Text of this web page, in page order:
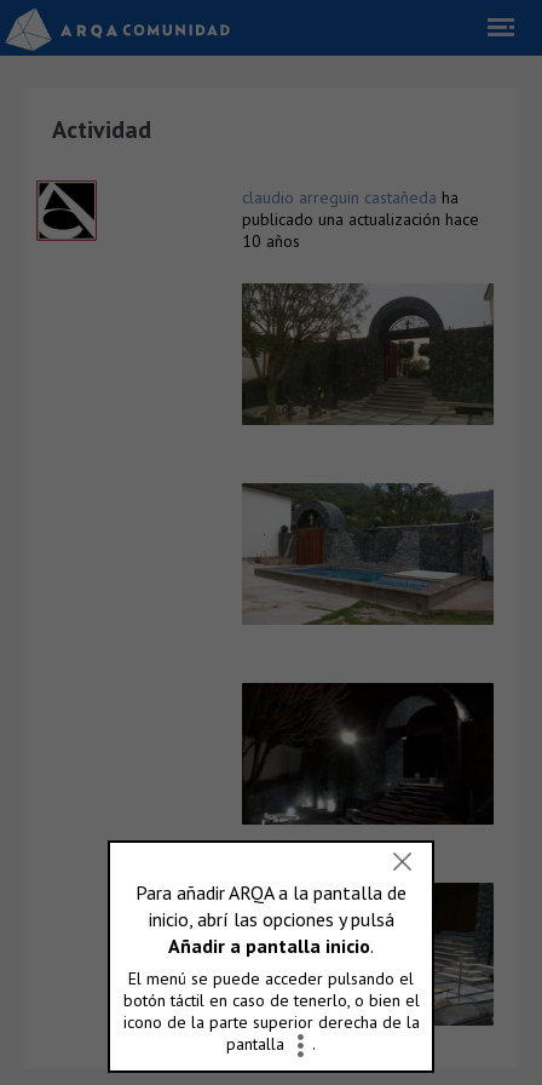
Actividad
claudio arreguin castañeda ha
publicado una actualización hace
10 años